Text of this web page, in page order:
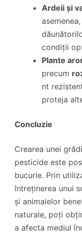
Ardeii și
condiții
Plante
precum
nt
proteja
Concluzie
Crearea unei
pesticide este
bucurie. Prin
întreținerea unui
și animalelor
naturale, poți
a afecta mediul